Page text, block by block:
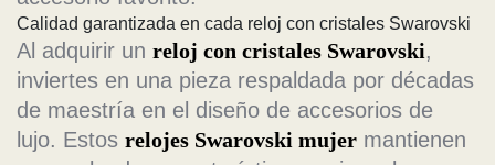
Calidad garantizada en cada reloj con cristales Swarovski
Al adquirir un reloj con cristales Swarovski,
inviertes en una pieza respaldada por décadas
de maestría en el diseño de accesorios de
lujo. Estos relojes Swarovski mujer mantienen